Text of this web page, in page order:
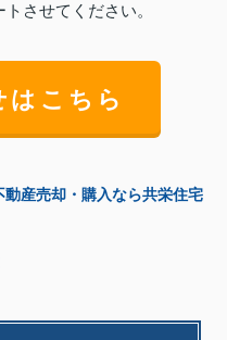
させてください。
はこちら
産売却・購入なら共栄住宅